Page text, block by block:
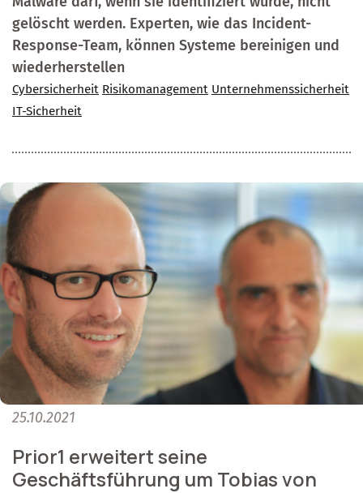
gelöscht werden. Experten, wie das Incident-
Response-Team, können Systeme bereinigen und
wiederherstellen
Cybersicherheit Risikomanagement Unternehmenssicherheit
IT-Sicherheit
25.10.2021
Prior1 erweitert seine
Geschäftsführung um Tobias von